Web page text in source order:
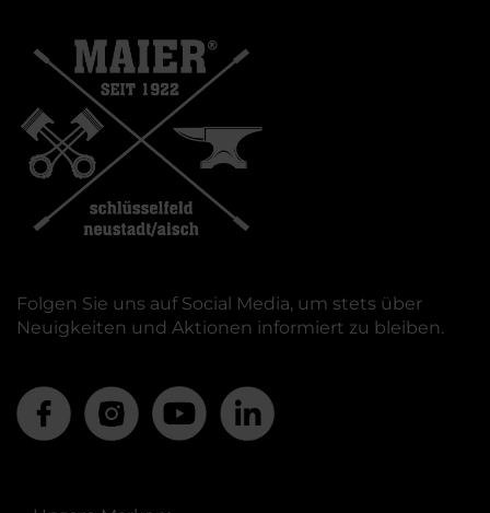
Folgen Sie uns auf Social Media, um stets über
Neuigkeiten und Aktionen informiert zu bleiben.